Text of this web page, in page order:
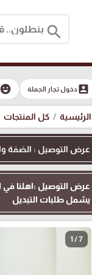
search
account_boxدخول تجار الجملة
الرئيسية كل المنتجات
عرض التوصيل : الضفة
يشمل طلبات التبديل
1 / 7